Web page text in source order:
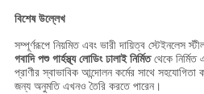
বিশেষ উল্লেখ
সম্পূর্ণরূপে নিয়মিত এবং ভারী দায়িত্ব স্টেইনলেস
গবাদি পশু গার্হস্থ্য লোডিং ঢালাই নির্মিতথেকে
প্রাণীর স্বাভাবিক আন্দোলন কর্মের সাথে
জন্য অনুমতি এখনও তৈরি করতে পারেন।